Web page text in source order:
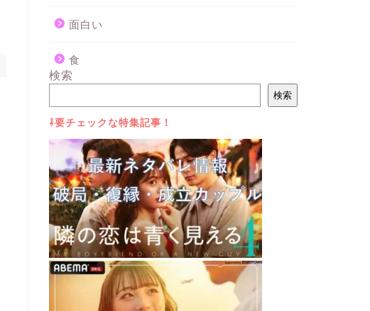
面白い
食
検索
検索
⇩要チェックな特集記事！